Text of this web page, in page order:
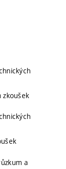
zkoušek
a